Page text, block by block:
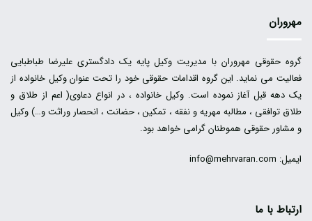
مهروران
گروه حقوقی مهروران با مدیریت وکیل پایه یک دادگستری علیرضا طباطبایی
فعالیت می نماید. این گروه اقدامات حقوقی خود را تحت عنوان وکیل خانواده از
یک دهه قبل آغاز نموده است. وکیل خانواده ، در انواع دعاوی( اعم از طلاق و
طلاق توافقی ، مطالبه مهریه و نفقه ، تمکین ، حضانت ، انحصار وراثت و…) وکیل
و مشاور حقوقی هموطنان گرامی خواهد بود.
ایمیل: info@mehrvaran.com
ارتباط با ما